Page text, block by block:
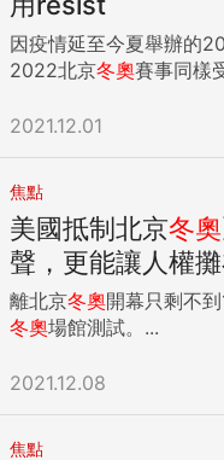
因疫情延至今夏舉辦的
2022北京冬奧賽事同樣
2021.12.01
焦點
美國抵制北京冬奧
聲，更能讓人權
離北京冬奧開幕只剩不
冬奧場館測試。...
2021.12.08
焦點